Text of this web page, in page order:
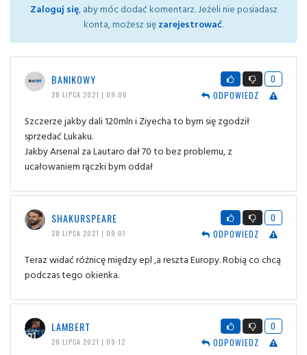
Zaloguj się, aby móc dodać komentarz. Jeżeli nie posiadasz
konta, możesz sięzarejestrować.
BANIKOWY
28 LIPCA 2021 | 09:06
0
ODPOWIEDZ
Szczerze jakby dali 120mln i Ziyecha to bym się zgodził
sprzedać Lukaku.
Jakby Arsenal za Lautaro dał 70 to bez problemu, z
ucałowaniem rączki bym oddał
SHAKURSPEARE
28 LIPCA 2021 | 09:07
0
ODPOWIEDZ
Teraz widać różnicę między epl ,a reszta Europy. Robią co chcą
podczas tego okienka.
LAMBERT
28 LIPCA 2021 | 09:12
0
ODPOWIEDZ